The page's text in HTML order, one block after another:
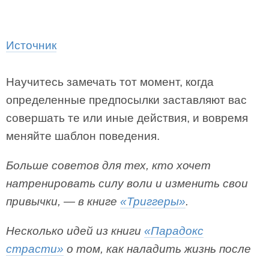
Источник
Научитесь замечать тот момент, когда
определенные предпосылки заставляют вас
совершать те или иные действия, и вовремя
меняйте шаблон поведения.
Больше советов для тех, кто хочет
натренировать силу воли и изменить свои
привычки, — в книге «Триггеры».
Несколько идей из книги «Парадокс
страсти» о том, как наладить жизнь после